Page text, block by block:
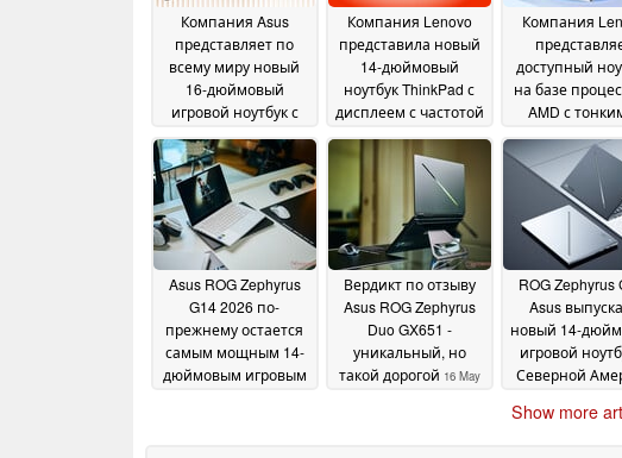
Компания Asus
представляет по
всему миру новый
16-дюймовый
игровой ноутбук с
обновления 165 Гц и
видеокартами
мощностью 85 Вт
June 2026
Компания Lenovo
представила новый
14-дюймовый
ноутбук ThinkPad с
дисплеем с частотой
двумя слотами для
SSD-накопителей
June 2026
Компания
доступный
на базе
AMD с
June 2026
Asus ROG Zephyrus
G14 2026 по-
прежнему остается
самым мощным 14-
дюймовым игровым
Вердикт по отзыву
Asus ROG Zephyrus
Duo GX651 -
уникальный, но
такой дорогой 16 May
ROG Zephyrus
Asus
новый 14-
игровой
Северной
508015 May
Show more